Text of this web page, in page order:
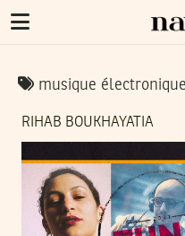
musique électronique
RIHAB BOUKHAYATIA